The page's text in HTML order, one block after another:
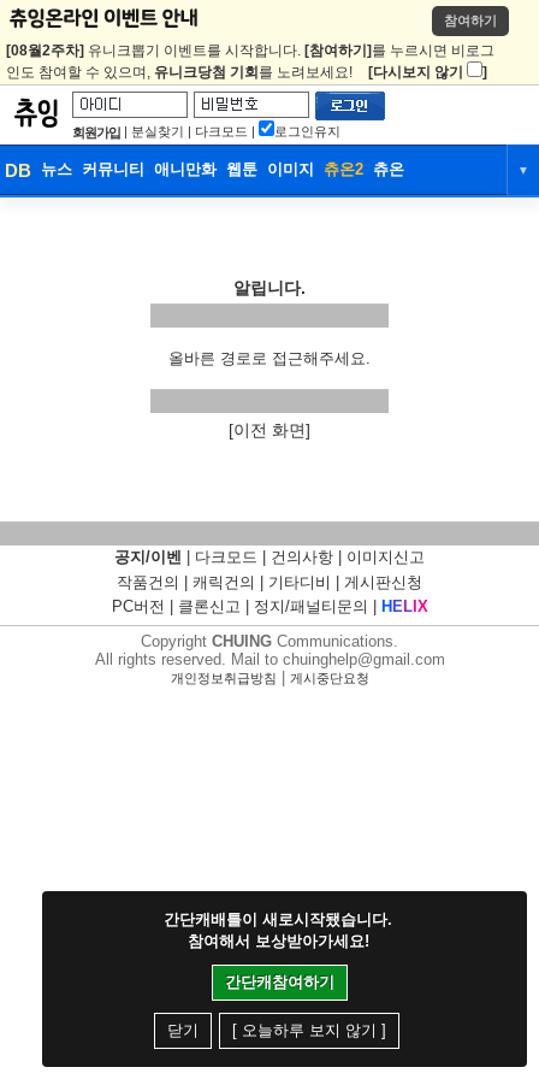
참여하기
[08월2주차] 유니크뽑기 이벤트를 시작합니다. [참여하기] 를 누르시면 비로그
인도 참여할 수 있으며, 유니크당첨 기회 를 노려보세요! [다시보지 않기 ]
회원가입 | 분실찾기 | 다크모드 | 로그인유지
DB 뉴스 커뮤니티 애니만화 웹툰 이미지 츄온2 츄온 ▼
알립니다.
올바른 경로로 접근해주세요.
[이전 화면]
공지/이벤 다크모드 건의사항
이미지신고
작품건의
캐릭건의 기타디비
게시판신청
PC버전
클론신고 정지/패널티문의 H ELI X
Copyright CHUING Communications.
All rights reserved. Mail to chuinghelp@gmail.com
개인정보취급방침 게시중단요청
간단캐배틀이 새로시작됐습니다.
참여해서 보상받아가세요!
간단캐참여하기
닫기 [ 오늘하루 보지 않기 ]